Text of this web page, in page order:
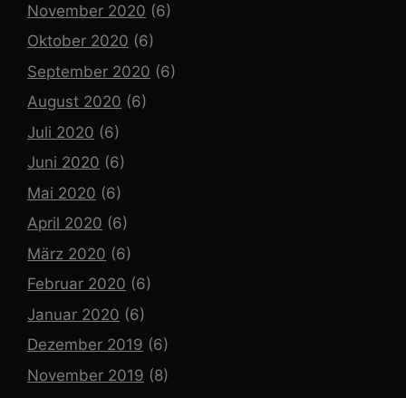
November 2020 (6)
Oktober 2020 (6)
September 2020 (6)
August 2020 (6)
Juli 2020 (6)
Juni 2020 (6)
Mai 2020 (6)
April 2020 (6)
März 2020 (6)
Februar 2020 (6)
Januar 2020 (6)
Dezember 2019 (6)
November 2019 (8)